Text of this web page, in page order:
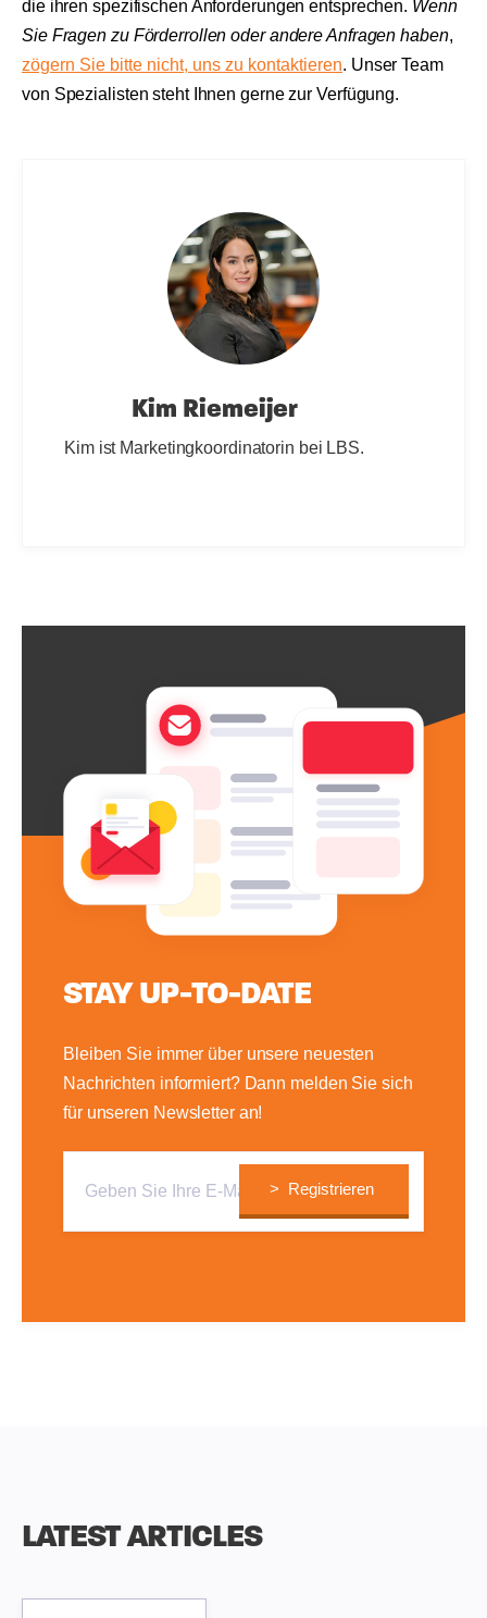
die ihren spezifischen Anforderungen entsprechen. Wenn
Sie Fragen zu Förderrollen oder andere Anfragen haben,
zögern Sie bitte nicht, uns zu kontaktieren. Unser Team
von Spezialisten steht Ihnen gerne zur Verfügung.
Kim Riemeijer
Kim ist Marketingkoordinatorin bei LBS.
STAY UP-TO-DATE
Bleiben Sie immer über unsere neuesten
Nachrichten informiert? Dann melden Sie sich
für unseren Newsletter an!
LATEST ARTICLES